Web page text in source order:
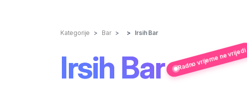
Kategorije Bar Irsih Bar
Irsih Bar Radno vrijeme ne vrijedi